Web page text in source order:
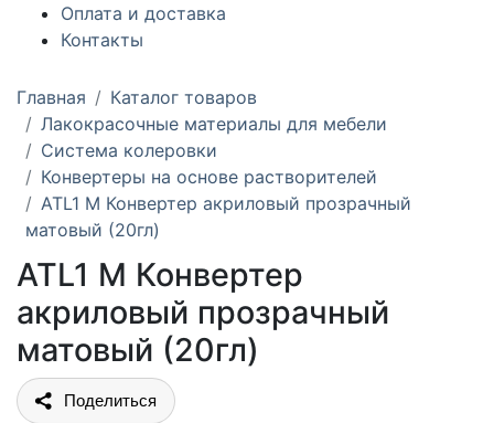
Оплата и доставка
Контакты
Главная
Каталог товаров
Лакокрасочные материалы для мебели
Система колеровки
Конвертеры на основе растворителей
ATL1 M Конвертер акриловый прозрачный
матовый (20гл)
ATL1 M Конвертер
акриловый прозрачный
матовый (20гл)
Поделиться